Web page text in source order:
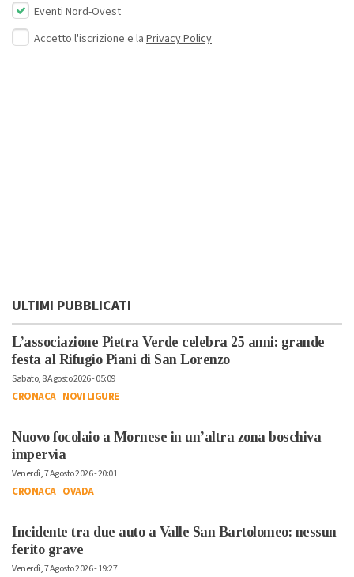
Eventi Nord-Ovest
Accetto l'iscrizione e la Privacy Policy
ULTIMI PUBBLICATI
L’associazione Pietra Verde celebra 25 anni: grande
festa al Rifugio Piani di San Lorenzo
Sabato, 8 Agosto 2026 - 05:09
CRONACA-NOVI LIGURE
Nuovo focolaio a Mornese in un’altra zona boschiva
impervia
Venerdì, 7 Agosto 2026 - 20:01
CRONACA-OVADA
Incidente tra due auto a Valle San Bartolomeo: nessun
ferito grave
Venerdì, 7 Agosto 2026 - 19:27